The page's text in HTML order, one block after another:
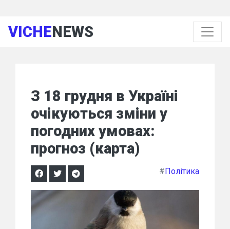
VICHENEWS
З 18 грудня в Україні
очікуються зміни у
погодних умовах:
прогноз (карта)
#Політика